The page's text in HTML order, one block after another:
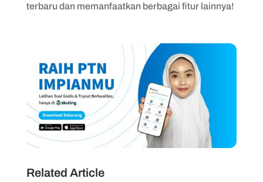
terbaru dan memanfaatkan berbagai fitur lainnya!
Related Article